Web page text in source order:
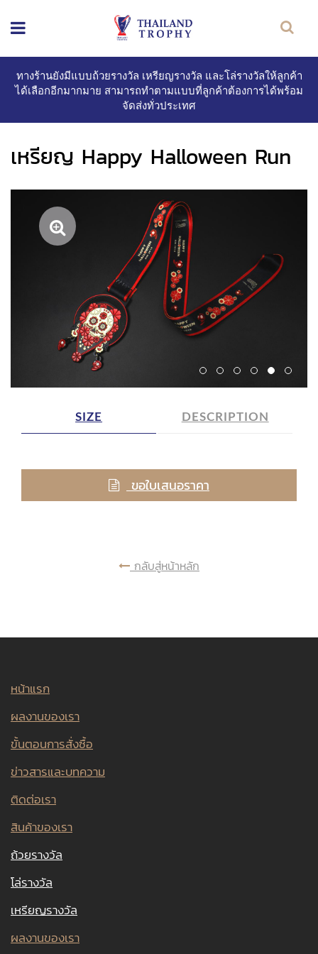
ทางร้านยังมีแบบถ้วยรางวัล เหรียญรางวัล และโล่รางวัลให้ลูกค้า
ได้เลือกอีกมากมาย สามารถทำตามแบบที่ลูกค้าต้องการได้พร้อม
จัดส่งทั่วประเทศ
เหรียญ Happy Halloween Run
SIZE DESCRIPTION
ขอใบเสนอราคา
กลับสู่หน้าหลัก
หน้าแรก
ผลงานของเรา
ขั้นตอนการสั่งซื้อ
ข่าวสารและบทความ
ติดต่อเรา
สินค้าของเรา
ถ้วยรางวัล
โล่รางวัล
เหรียญรางวัล
ผลงานของเรา